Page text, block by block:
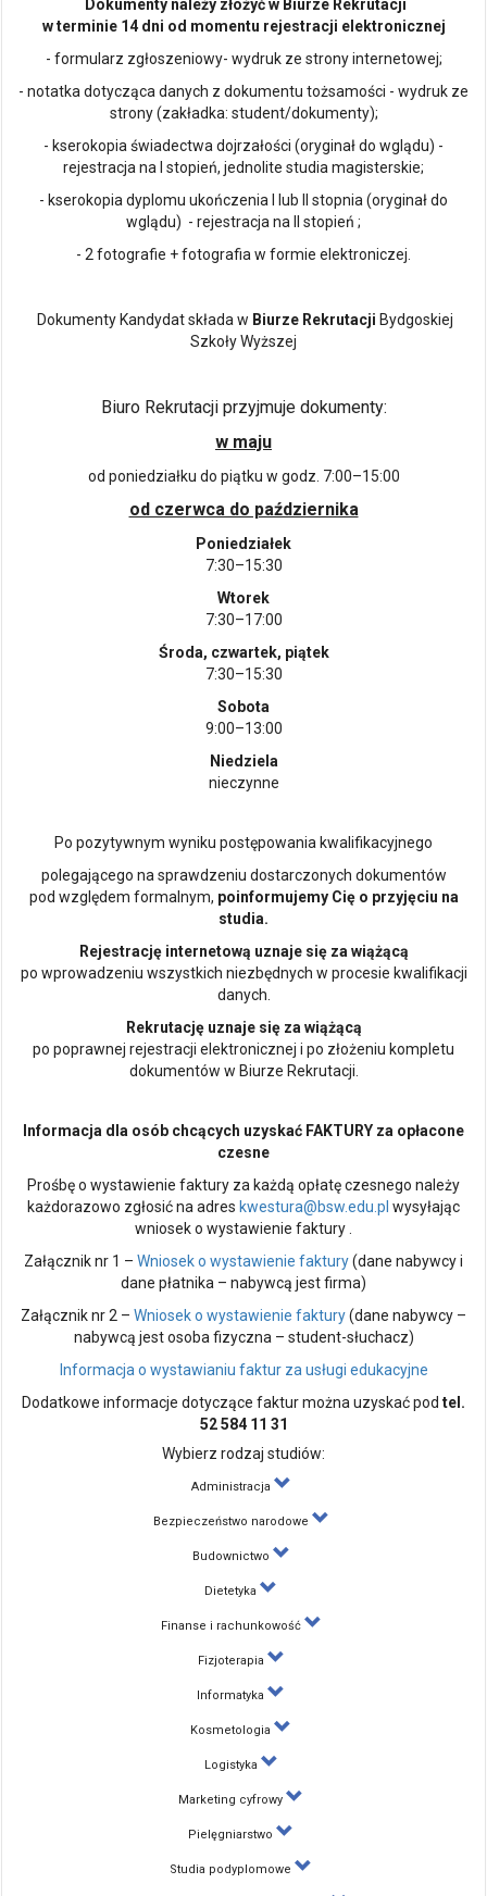
Dokumenty należy złożyć w Biurze Rekrutacji
w terminie 14 dni od momentu rejestracji elektronicznej
- formularz zgłoszeniowy- wydruk ze strony internetowej;
- notatka dotycząca danych z dokumentu tożsamości - wydruk ze
strony (zakładka: student/dokumenty);
- kserokopia świadectwa dojrzałości (oryginał do wglądu) -
rejestracja na I stopień, jednolite studia magisterskie;
- kserokopia dyplomu ukończenia I lub II stopnia (oryginał do
wglądu) - rejestracja na II stopień ;
- 2 fotografie + fotografia w formie elektroniczej.
Dokumenty Kandydat składa w Biurze Rekrutacji Bydgoskiej
Szkoły Wyższej
Biuro Rekrutacji przyjmuje dokumenty:
w maju
od poniedziałku do piątku w godz. 7:00–15:00
od czerwca do października
Poniedziałek
7:30–15:30
Wtorek
7:30–17:00
Środa, czwartek, piątek
7:30–15:30
Sobota
9:00–13:00
Niedziela
nieczynne
Po pozytywnym wyniku postępowania kwalifikacyjnego
polegającego na sprawdzeniu dostarczonych dokumentów
pod względem formalnym, poinformujemy Cię o przyjęciu na
studia.
Rejestrację internetową uznaje się za wiążącą
po wprowadzeniu wszystkich niezbędnych w procesie kwalifikacji
danych.
Rekrutację uznaje się za wiążącą
po poprawnej rejestracji elektronicznej i po złożeniu kompletu
dokumentów w Biurze Rekrutacji.
Informacja dla osób chcących uzyskać FAKTURY za opłacone
czesne
Prośbę o wystawienie faktury za każdą opłatę czesnego należy
każdorazowo zgłosić na adres kwestura@bsw.edu.pl wysyłając
wniosek o wystawienie faktury .
Załącznik nr 1 – Wniosek o wystawienie faktury(dane nabywcy i
dane płatnika – nabywcą jest firma)
Załącznik nr 2 – Wniosek o wystawienie faktury(dane nabywcy –
nabywcą jest osoba fizyczna – student-słuchacz)
Informacja o wystawianiu faktur za usługi edukacyjne
Dodatkowe informacje dotyczące faktur można uzyskać pod tel.
52 584 11 31
Wybierz rodzaj studiów:
Administracja
Bezpieczeństwo narodowe
Budownictwo
Dietetyka
Finanse i rachunkowość
Fizjoterapia
Informatyka
Kosmetologia
Logistyka
Marketing cyfrowy
Pielęgniarstwo
Studia podyplomowe